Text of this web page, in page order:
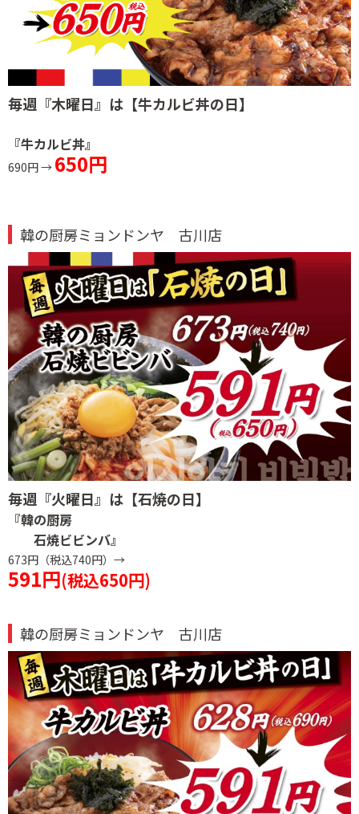
毎週『木曜日』は 【牛カルビ丼の日】
『牛カルビ丼』
690円 → 650円
韓の厨房ミョンドンヤ 古川店
毎週『火曜日』は 【石焼の日】
『韓の厨房
石焼ビビンバ』
673円（税込740円）→
591円(税込650円)
韓の厨房ミョンドンヤ 古川店